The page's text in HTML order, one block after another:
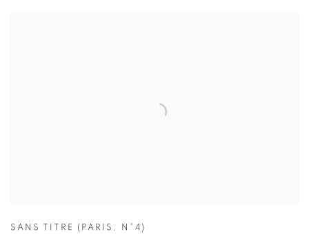
SANS TITRE (PARIS , N°4)